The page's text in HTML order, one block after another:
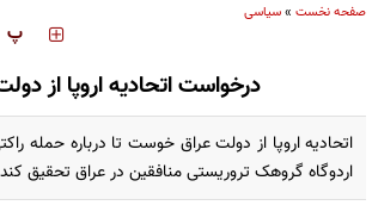
صفحه نخست »سیاسی
‍‍‍ پ
درخواست اتحادیه اروپا از
اتحادیه اروپا از دولت عراق خوست تا درباره حمله
اردوگاه گروهک تروریستی منافقین در عراق تحقیق